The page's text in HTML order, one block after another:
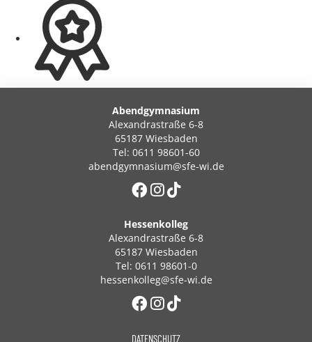
Abendgymnasium
Alexandrastraße 6-8
65187 Wiesbaden
Tel: 0611 98601-60
abendgymnasium@sfe-wi.de
Hessenkolleg
Alexandrastraße 6-8
65187 Wiesbaden
Tel: 0611 98601-0
hessenkolleg@sfe-wi.de
DATENSCHUTZ